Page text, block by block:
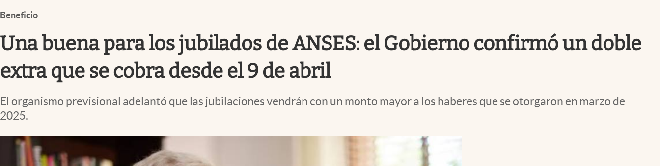
Clima
Mundial 2026
Eventos Corporativos
El Cronista Studio
Mediakit
abre en nueva pestaña
Beneficio
Una buena para los jubilados de ANSES: el Gobierno confirmó un doble
extra que se cobra desde el 9 de abril
El organismo previsional adelantó que las jubilaciones vendrán con un monto mayor a los haberes que se otorgaron en marzo de
2025.